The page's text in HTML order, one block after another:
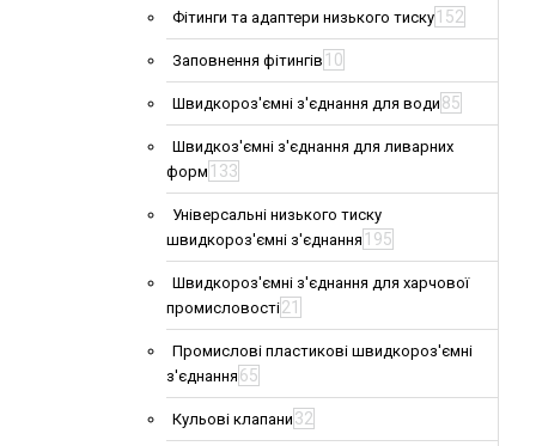
Фітинги та адаптери низького тиску 152
Заповнення фітингів 10
Швидкороз'ємні з'єднання для води 85
Швидкоз'ємні з'єднання для ливарних
форм 133
Універсальні низького тиску
швидкороз'ємні з'єднання 195
Швидкороз'ємні з'єднання для харчової
промисловості21
Промислові пластикові швидкороз'ємні
з'єднання 65
Кульові клапани 32